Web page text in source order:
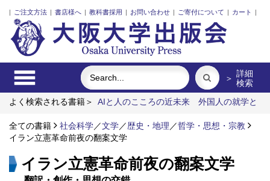
| ご注文方法 | 書店様へ | 教科書採用 | お問い合わせ | ご寄付について | カート |
＞ 詳細
検索
よく検索される書籍＞
AIと人のこころの近未来
外国人の就学と
学
関係人口の社会学 Communication-Design 1
全ての書籍 社会科学／文学／歴史・地理 ／哲学・思想・宗教
イラン立憲革命前夜の翻案文学
イラン立憲革命前夜の翻案文学